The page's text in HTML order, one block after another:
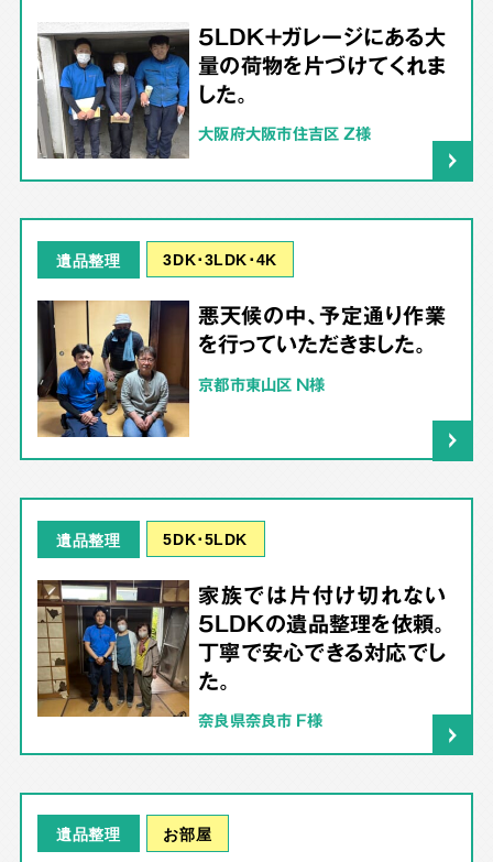
5LDK＋ガレージにある大
量の荷物を片づけてくれま
した。
大阪府大阪市住吉区 Z様
遺品整理 3DK･3LDK･4K
悪天候の中、予定通り作業
を行っていただきました。
京都市東山区 N様
遺品整理 5DK･5LDK
家族では片付け切れない
5LDKの遺品整理を依頼。
丁寧で安心できる対応でし
た。
奈良県奈良市 F様
遺品整理 お部屋